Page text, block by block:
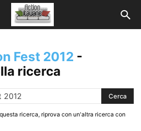
Fest 2012 -
ricerca
ricerca, riprova con un'altra ricerca con